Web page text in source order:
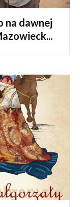
na dawnej